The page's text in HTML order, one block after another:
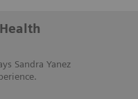
Sandra Yanez